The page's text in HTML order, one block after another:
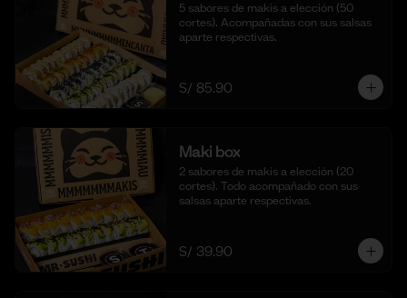
5 sabores de makis a elección (50
cortes). Acompañadas con sus salsas
aparte respectivas.
S/ 85.90
Maki box
2 sabores de makis a elección (20
cortes). Todo acompañado con sus
salsas aparte respectivas.
S/ 39.90